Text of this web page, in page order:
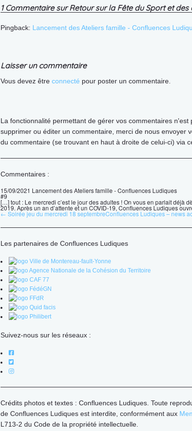
1 Commentaire sur Retour sur la Fête du Sport et des
Pingback: Lancement des Ateliers famille - Confluences
Laisser un commentaire
Vous devez être connecté pour poster un commentaire.
La fonctionnalité permettant de gérer vos commentaires
supprimer ou éditer un commentaire, merci de nous envoyer
du commentaire (se trouvant en haut à droite de celui-ci) via
Commentaires :
15/09/2021 Lancement des Ateliers famille - Confluences Ludiques
#9
[…] tout : Le mercredi c’est le jour des adultes ! On vous en parlait déjà
2019. Après un an d’attente et un COVID-19, Confluences Ludiques
← Soirée jeu du mercredi 18 septembreConfluences Ludiques – news
Les partenaires de Confluences Ludiques
Suivez-nous sur les réseaux :
Crédits photos et textes : Confluences Ludiques. Toute
de Confluences Ludiques est interdite, conformément aux
L713-2 du Code de la propriété intellectuelle.